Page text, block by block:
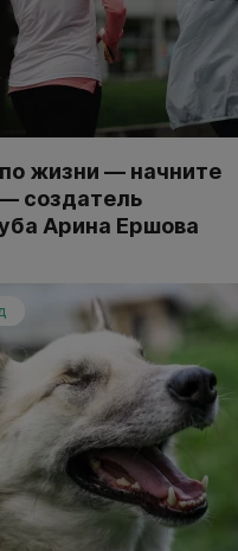
жизни — начните
создатель
Арина Ершова